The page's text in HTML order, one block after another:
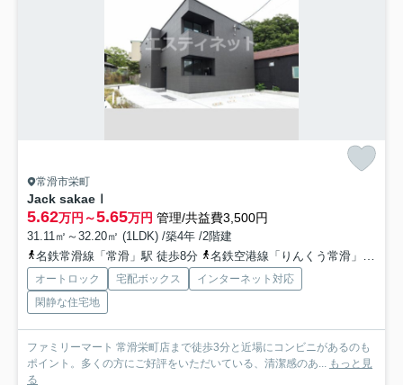
常滑市栄町
Jack sakaeⅠ
5.62万円～5.65万円 管理/共益費3,500円
31.11㎡～32.20㎡ (1LDK) /築4年 /2階建
名鉄常滑線「常滑」駅 徒歩8分
名鉄空港線「りんくう常滑」駅 徒歩24分
オートロック 宅配ボックス
インターネット対応
閑静な住宅地
ファミリーマート 常滑栄町店まで徒歩3分と近場にコンビニがあるのも
ポイント。多くの方にご好評をいただいている、清潔感のあ... もっと見
る